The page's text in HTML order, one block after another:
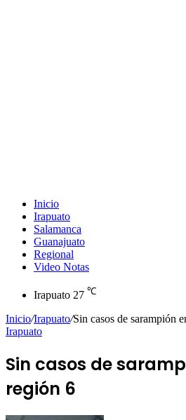
Inicio
Irapuato
Salamanca
Guanajuato
Regional
Video Notas
Irapuato 27 ℃
Inicio/Irapuato/Sin casos de sarampión
Irapuato
Sin casos de
región 6